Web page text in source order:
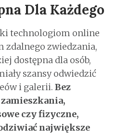
Dla Każdego
technologiom online
zdalnego zwiedzania,
dostępna dla osób,
szansy odwiedzić
i galerii. Bez
czy fizyczne,
największe